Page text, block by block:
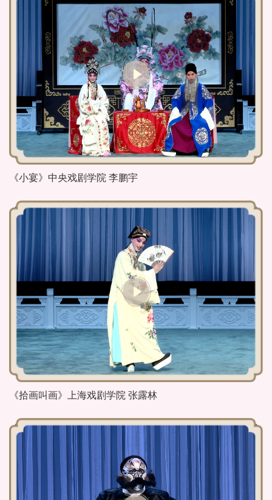
《小宴》中央戏剧学院 李鹏宇
《拾画叫画》上海戏剧学院 张露林